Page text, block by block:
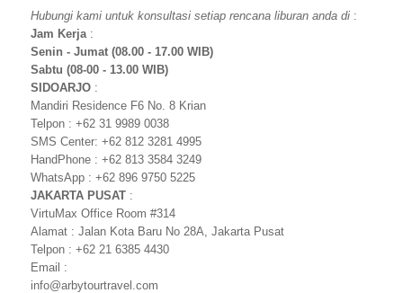
Hubungi kami untuk konsultasi setiap rencana liburan anda di :
Jam Kerja:
Senin - Jumat (08.00 - 17.00 WIB)
Sabtu (08-00 - 13.00 WIB)
SIDOARJO :
Mandiri Residence F6 No. 8 Krian
Telpon : +62 31 9989 0038
SMS Center: +62 812 3281 4995
HandPhone : +62 813 3584 3249
WhatsApp : +62 896 9750 5225
JAKARTA PUSAT :
VirtuMax Office Room #314
Alamat : Jalan Kota Baru No 28A, Jakarta Pusat
Telpon : +62 21 6385 4430
Email :
info@arbytourtravel.com